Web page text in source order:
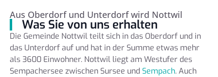
Aus Oberdorf und Unterdorf wird Nottwil
Was Sie von uns erhalten
Die Gemeinde Nottwil teilt sich in das Oberdorf und in
das Unterdorf auf und hat in der Summe etwas mehr
als 3600 Einwohner. Nottwil liegt am Westufer des
Sempachersee zwischen Sursee und Sempach. Auch